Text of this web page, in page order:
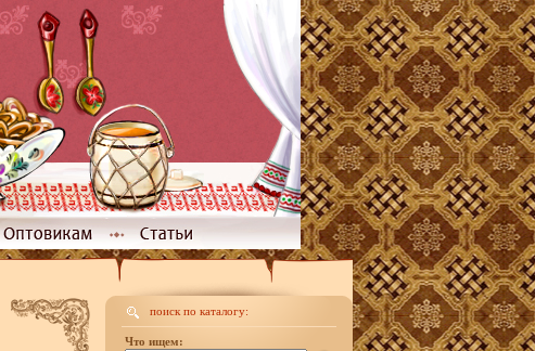
поиск по каталогу:
Что ищем: